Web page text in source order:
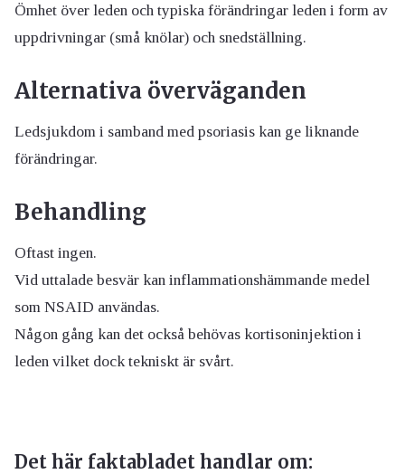
Ömhet över leden och typiska förändringar leden i form av
uppdrivningar (små knölar) och snedställning.
Alternativa överväganden
Ledsjukdom i samband med psoriasis kan ge liknande
förändringar.
Behandling
Oftast ingen.
Vid uttalade besvär kan inflammationshämmande medel
som NSAID användas.
Någon gång kan det också behövas kortisoninjektion i
leden vilket dock tekniskt är svårt.
Det här faktabladet handlar om: